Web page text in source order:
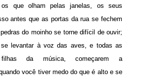
os que olham pelas janelas, os seus
antes que as portas da rua se fechem
do moinho se torne difícil de ouvir;
se levantar à voz das aves, e todas as
filhas da música, começarem a
você tiver medo do que é alto e se